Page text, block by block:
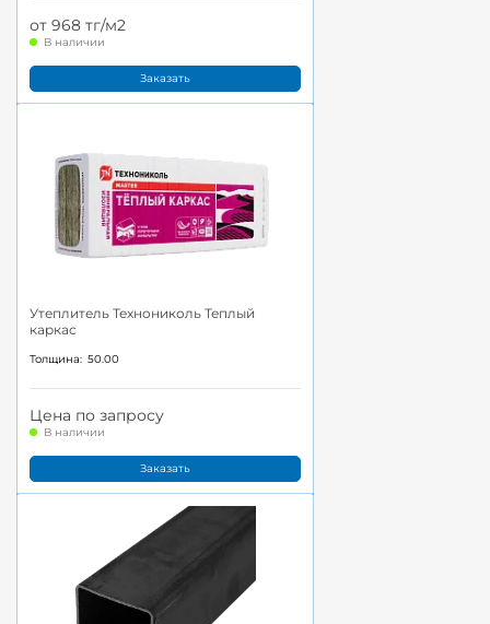
от 968 тг/м2
В наличии
Заказать
Утеплитель Технониколь Теплый
каркас
Толщина: 50.00
Цена по запросу
В наличии
Заказать